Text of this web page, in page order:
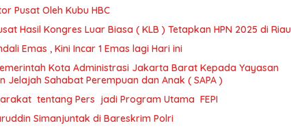
Pusat Oleh Kubu HBC
Hasil Kongres Luar Biasa ( KLB ) Tetapkan HPN 2025 di Riau
Emas , Kini Incar 1 Emas lagi Hari ini
Kota Administrasi Jakarta Barat Kepada Yayasan
Jelajah Sahabat Perempuan dan Anak ( SAPA )
tentang Pers jadi Program Utama FEPI
Simanjuntak di Bareskrim Polri